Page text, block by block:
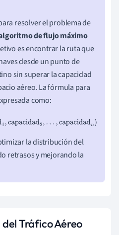
resolver el problema de
de flujo máximo
es encontrar la ruta que
desde un punto de
sin superar la capacidad
aéreo. La fórmula para
como:
1,capacidad2,...,capacidadn)
la distribución del
retrasos y mejorando la
Tráfico Aéreo